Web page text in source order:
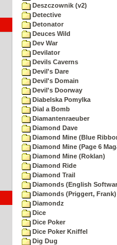
Deszczownik (v2)
Detective
Detonator
Deuces Wild
Dev War
Devilator
Devils Caverns
Devil's Dare
Devil's Domain
Devil's Doorway
Diabelska Pomylka
Dial a Bomb
Diamantenraeuber
Diamond Dave
Diamond Mine (Blue
Diamond Mine (Page 6
Diamond Mine (Roklan)
Diamond Ride
Diamond Trail
Diamonds (English
Diamonds (Priggert, Frank)
Diamondz
Dice
Dice Poker
Dice Poker Kniffel
Dig Dug